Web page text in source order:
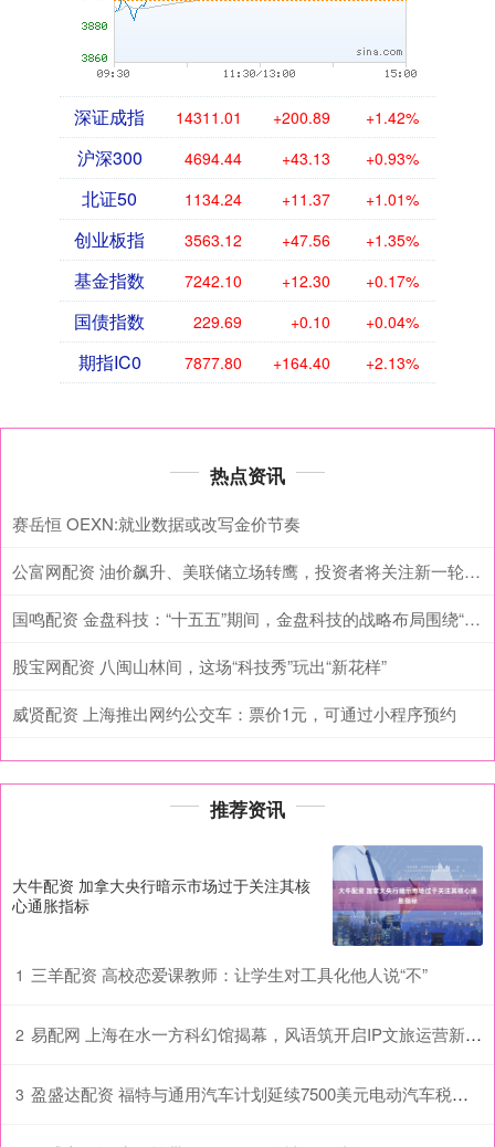
深证成指 14311.01 +200.89 +1.42%
沪深300 4694.44 +43.13 +0.93%
北证50 1134.24 +11.37 +1.01%
创业板指 3563.12 +47.56 +1.35%
基金指数 7242.10 +12.30 +0.17%
国债指数 229.69 +0.10 +0.04%
期指IC0 7877.80 +164.40 +2.13%
热点资讯
赛岳恒 OEXN:就业数据或改写金价节奏
公富网配资 油价飙升、美联储立场转鹰，投资者将关注新一轮财报和最新就业数据
国鸣配资 金盘科技：“十五五”期间，金盘科技的战略布局围绕“一核双驱，纵深布局”展开
股宝网配资 八闽山林间，这场“科技秀”玩出“新花样”
威贤配资 上海推出网约公交车：票价1元，可通过小程序预约
推荐资讯
大牛配资 加拿大央行暗示市场过于关注其核
心通胀指标
1 三羊配资 高校恋爱课教师：让学生对工具化他人说“不”
2 易配网 上海在水一方科幻馆揭幕，风语筑开启IP文旅运营新生态
3 盈盛达配资 福特与通用汽车计划延续7500美元电动汽车税收抵免政策